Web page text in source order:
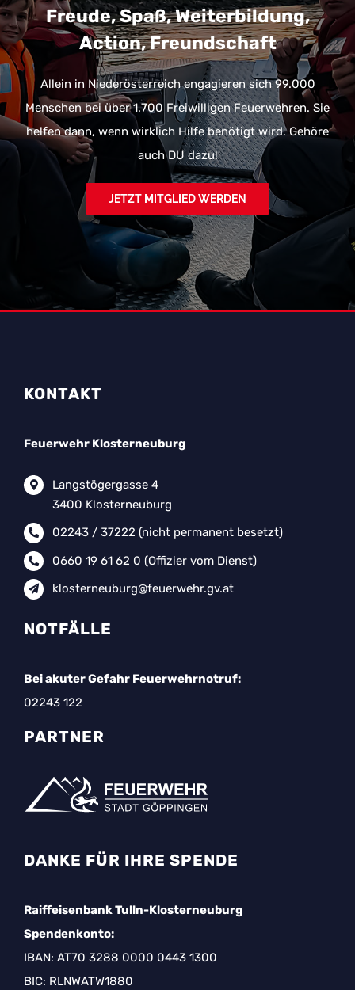
Freude, Spaß, Weiterbildung,
Action, Freundschaft
Allein in Niederösterreich engagieren sich 99.000
Menschen bei über 1.700 Freiwilligen Feuerwehren. Sie
helfen dann, wenn wirklich Hilfe benötigt wird. Gehöre
auch DU dazu!
JETZT MITGLIED WERDEN
KONTAKT
Feuerwehr Klosterneuburg
Langstögergasse 4
3400 Klosterneuburg
02243 / 37222 (nicht permanent besetzt)
0660 19 61 62 0 (Offizier vom Dienst)
klosterneuburg@feuerwehr.gv.at
NOTFÄLLE
Bei akuter Gefahr Feuerwehrnotruf:
02243 122
PARTNER
DANKE FÜR IHRE SPENDE
Raiffeisenbank Tulln-Klosterneuburg
Spendenkonto:
IBAN: AT70 3288 0000 0443 1300
BIC: RLNWATW1880